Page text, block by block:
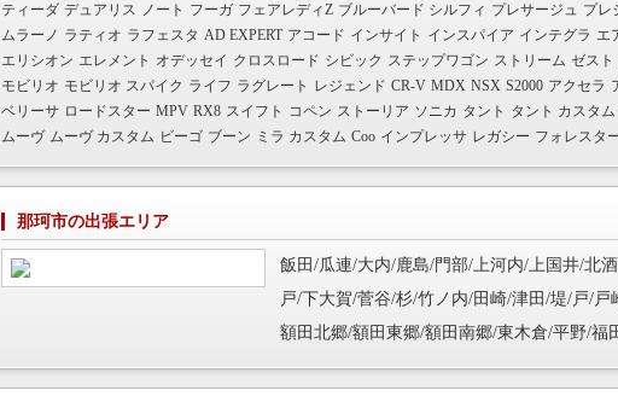
ティーダ デュアリス ノート フーガ フェアレディZ ブルーバード シルフィ プレサージュ プレ
ムラーノ ラティオ ラフェスタ AD EXPERT アコード インサイト インスパイア インテグラ エ
エリシオン エレメント オデッセイ クロスロード シビック ステップワゴン ストリーム ゼスト
モビリオ モビリオ スパイク ライフ ラグレート レジェンド CR-V MDX NSX S2000 アクセラ
ベリーサ ロードスター MPV RX8 スイフト コペン ストーリア ソニカ タント タント カスタム
ムーヴ ムーヴ カスタム ビーゴ ブーン ミラ カスタム Coo インプレッサ レガシー フォレスタ
那珂市の出張エリア
飯田/瓜連/大内/鹿島/門部/上河内/上国井/北
戸/下大賀/菅谷/杉/竹ノ内/田崎/津田/堤/戸/
額田北郷/額田東郷/額田南郷/東木倉/平野/福